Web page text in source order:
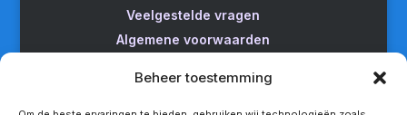
Beheer toestemming
Veelgestelde vragen
Algemene voorwaarden